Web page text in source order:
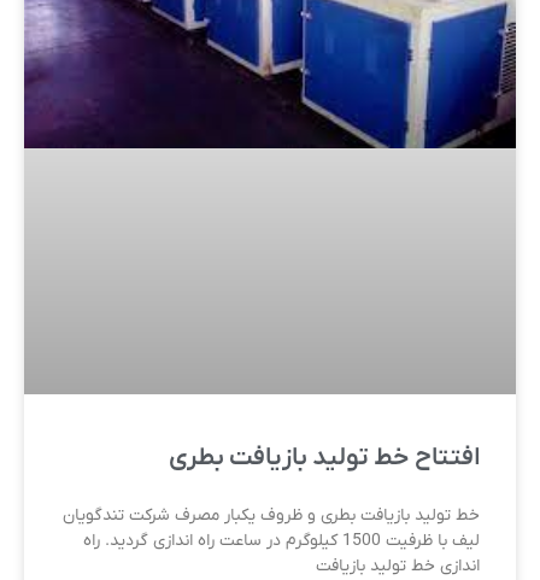
افتتاح خط تولید بازیافت بطری
خط تولید بازیافت بطری و ظروف یکبار مصرف شرکت تندگویان
لیف با ظرفیت 1500 کیلوگرم در ساعت راه اندازی گردید. راه
اندازی خط تولید بازیافت